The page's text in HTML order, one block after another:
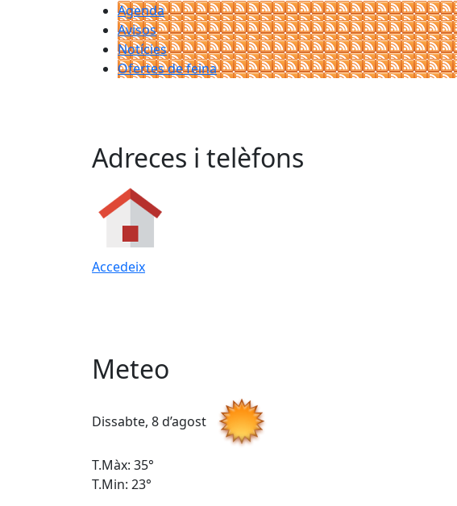
Agenda
Avisos
Notícies
Ofertes de feina
Adreces i telèfons
Accedeix
Meteo
Dissabte, 8 d’agost
T.Màx: 35°
T.Min: 23°